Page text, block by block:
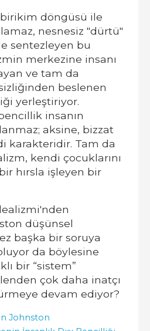
birikim döngüsü ile
nesnesiz "dürtü"
sentezleyen bu
merkezine insanı
ve tam da
beslenen
yerleştiriyor.
insanın
aksine, bizzat
karakteridir. Tam da
kendi çocuklarını
hırsla işleyen bir
düşünsel
başka bir soruya
da böylesine
bir “sistem”
çok daha inatçı
devam ediyor?
Johnston